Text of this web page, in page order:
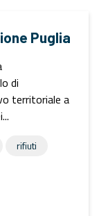
Puglia
di
territoriale a
rifiuti